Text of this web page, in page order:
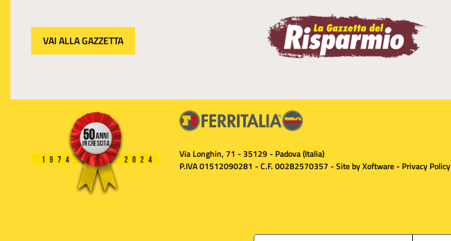
VAI ALLA GAZZETTA
Via Longhin, 71 - 35129 - Padova (Italia)
P.IVA 01512090281 - C.F. 00282570357 - Site byXoftware- Privacy Policy